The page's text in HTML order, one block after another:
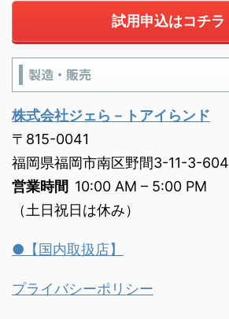
試用申込はコチラ
製造・販売
株式会社ジェら－トアイらンド
〒815-0041
福岡県福岡市南区野間3-11-3-604
営業時間 10:00 AM – 5:00 PM
（土日祝日は休み）
●【国内取扱店】
プライバシーポリシー